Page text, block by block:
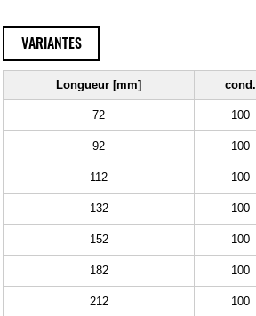
VARIANTES
Longueur [mm] cond.
72 100
92 100
112 100
132 100
152 100
182 100
212 100